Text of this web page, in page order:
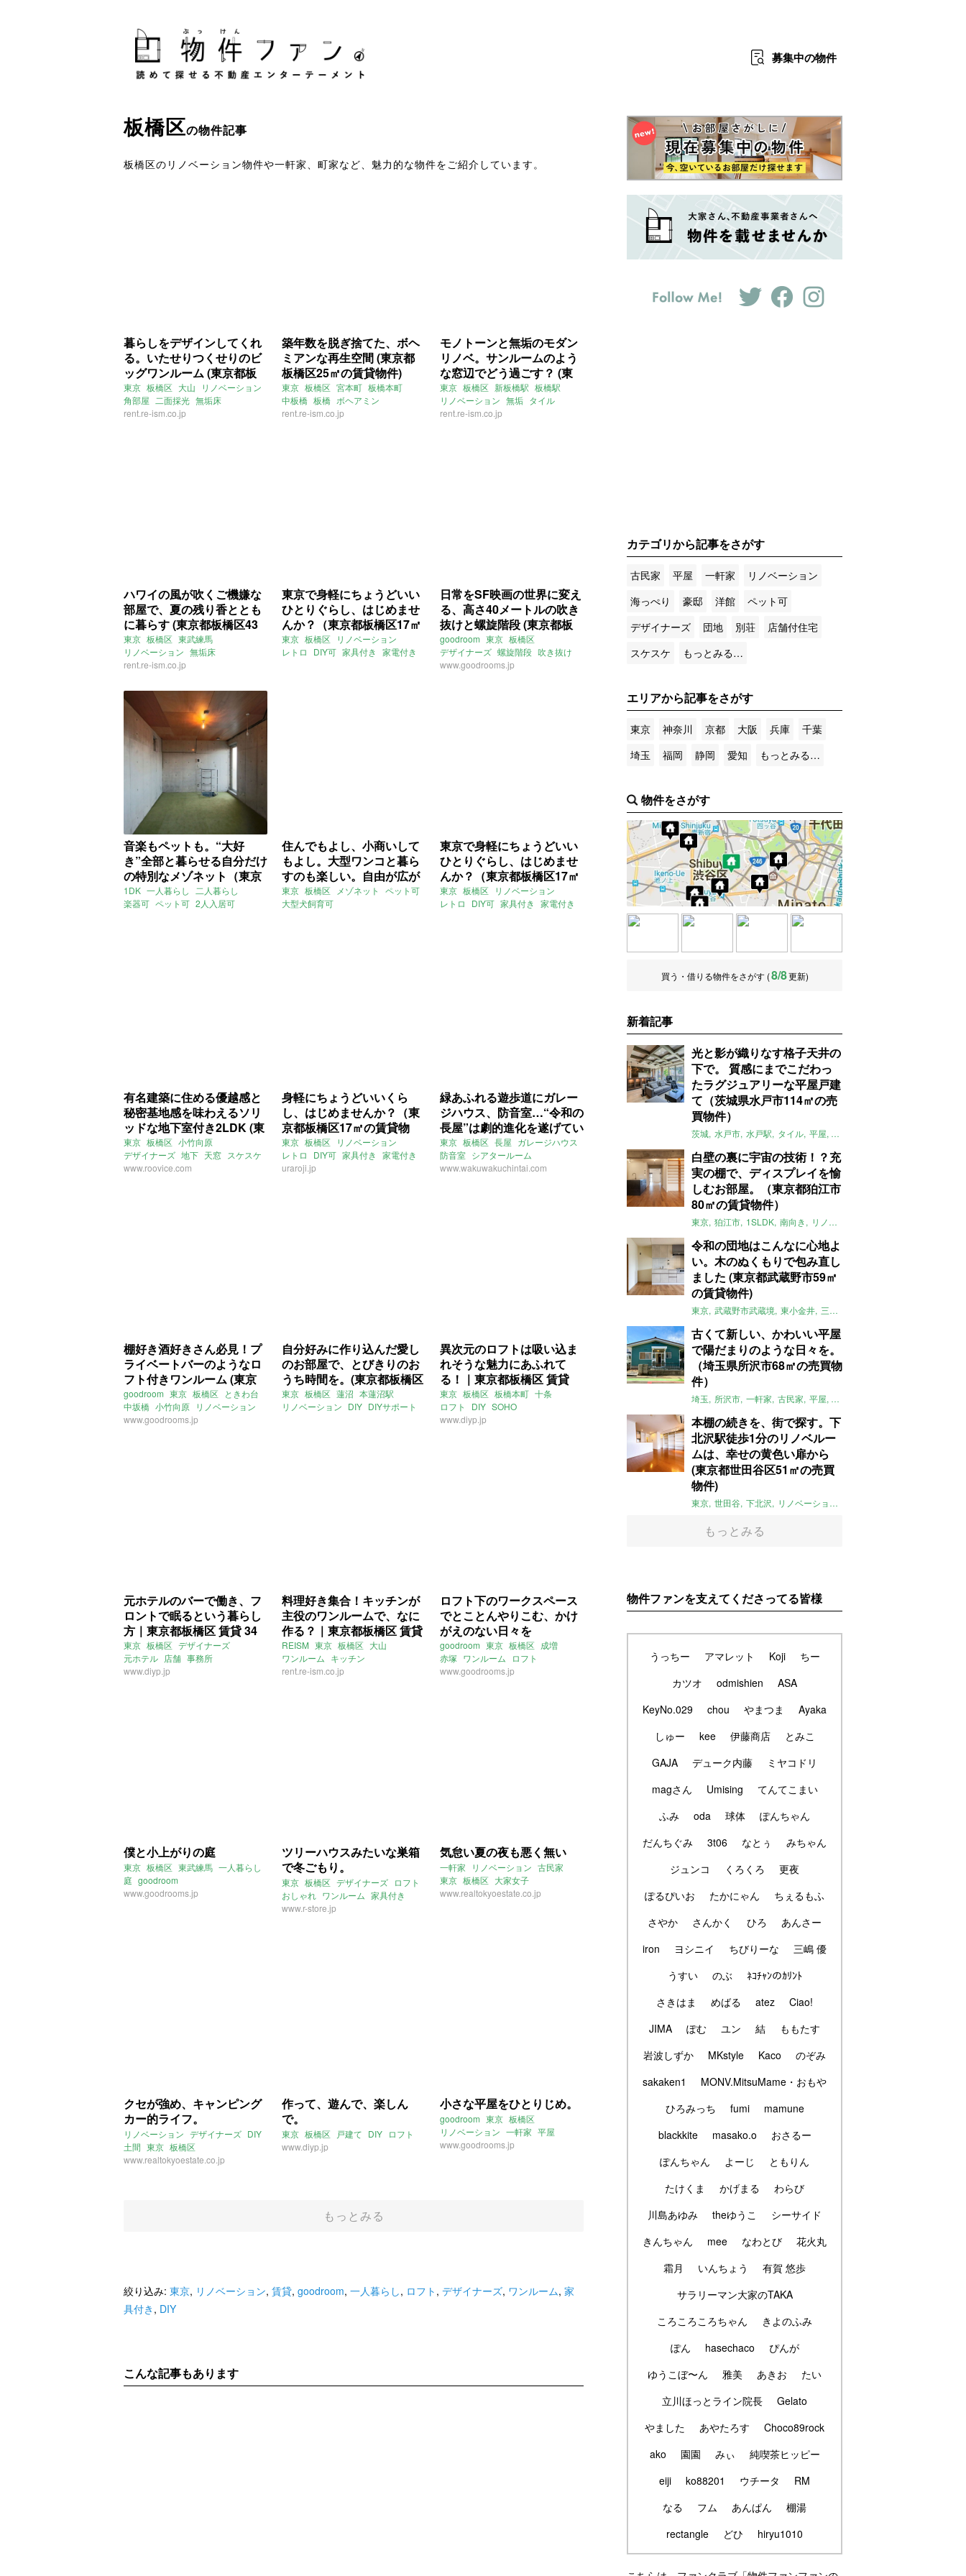
募集中の物件
板橋区の物件記事
板橋区のリノベーション物件や一軒家、町家など、魅力的な物件をご紹介しています。
暮らしをデザインしてくれ
る。いたせりつくせりのビ
ッグワンルーム (東京都板
橋区39㎡の賃貸物件)
東京 板橋区 大山
リノベーション
角部屋 二面採光 無垢床
ウォークインクローゼット
rent.re-ism.co.jp
築年数を脱ぎ捨てた、ボヘ
ミアンな再生空間 (東京都
板橋区25㎡の賃貸物件)
東京 板橋区 宮本町 板橋本町
中板橋 板橋 ボヘアミン
テラコッタ
ニッチ
rent.re-ism.co.jp
モノトーンと無垢のモダン
リノベ。サンルームのよう
な窓辺でどう過ごす？ (東
京都板橋区27㎡の賃貸物件)
東京 板橋区 新板橋駅 板橋駅
リノベーション 無垢 タイル
一人暮らし
ライター：山中みく
rent.re-ism.co.jp
ハワイの風が吹くご機嫌な
部屋で、夏の残り香ととも
に暮らす (東京都板橋区43
㎡の賃貸物件)
東京 板橋区 東武練馬
リノベーション 無垢床
アイランドキッチン
rent.re-ism.co.jp
東京で身軽にちょうどいい
ひとりぐらし、はじめませ
んか？（東京都板橋区17㎡
の賃貸物件）
東京 板橋区
リノベーション
レトロ
DIY可 家具付き 家電付き
日常をSF映画の世界に変え
る、高さ40メートルの吹き
抜けと螺旋階段 (東京都板
橋区27㎡の賃貸物件)
goodroom 東京 板橋区
デザイナーズ 螺旋階段 吹き抜け
SF映画 賃貸
www.goodrooms.jp
音楽もペットも。“大好
き”全部と暮らせる自分だけ
の特別なメゾネット（東京
都板橋区30㎡の賃貸物件）
1DK 一人暮らし
二人暮らし
楽器可 ペット可 2人入居可
住んでもよし、小商いして
もよし。大型ワンコと暮ら
すのも楽しい。自由が広が
る丘の途中の秘密基地（東
京都板橋区30㎡の賃貸物
東京 板橋区 メゾネット
ペット可
大型犬飼育可
東京で身軽にちょうどいい
ひとりぐらし、はじめませ
んか？（東京都板橋区17㎡
の賃貸物件）
東京 板橋区
リノベーション
レトロ
DIY可 家具付き 家電付き
有名建築に住める優越感と
秘密基地感を味わえるソリ
ッドな地下室付き2LDK (東
京都板橋区55㎡の賃貸物件)
東京 板橋区 小竹向原
デザイナーズ 地下 天窓 スケスケ
ライター：葱山紫蘇子
www.roovice.com
身軽にちょうどいいくら
し、はじめませんか？（東
京都板橋区17㎡の賃貸物
件）
東京 板橋区
リノベーション
レトロ
DIY可 家具付き 家電付き
賃貸
uraroji.jp
緑あふれる遊歩道にガレー
ジハウス、防音室…“令和の
長屋”は劇的進化を遂げてい
る。（東京都板橋区87㎡～
の賃貸物件）
東京 板橋区 長屋 ガレージハウス
防音室 シアタールーム
サウンドルーム 庭 賃貸
www.wakuwakuchintai.com
棚好き酒好きさん必見！プ
ライベートバーのようなロ
フト付きワンルーム (東京
都板橋区34㎡の賃貸物件)
goodroom 東京 板橋区
ときわ台
中坂橋 小竹向原 リノベーション
ロフト 棚 ライター：葱山紫蘇子
www.goodrooms.jp
自分好みに作り込んだ愛し
のお部屋で、とびきりのお
うち時間を。(東京都板橋区
41㎡の賃貸物件)
東京 板橋区 蓮沼 本蓮沼駅
リノベーション DIY DIYサポート
異次元のロフトは吸い込ま
れそうな魅力にあふれて
る！｜東京都板橋区 賃貸
33㎡
東京 板橋区 板橋本町 十条
ロフト
DIY SOHO
スキップフロア
www.diyp.jp
元ホテルのバーで働き、フ
ロントで眠るという暮らし
方｜東京都板橋区 賃貸 34
㎡
東京 板橋区 デザイナーズ
元ホテル 店舗 事務所
www.diyp.jp
料理好き集合！キッチンが
主役のワンルームで、なに
作る？｜東京都板橋区 賃貸
39㎡
REISM 東京 板橋区 大山
ワンルーム キッチン
rent.re-ism.co.jp
ロフト下のワークスペース
でとことんやりこむ、かけ
がえのない日々を
goodroom 東京 板橋区 成増
赤塚 ワンルーム
ロフト
フローリング
www.goodrooms.jp
僕と小上がりの庭
東京 板橋区 東武練馬 一人暮らし
庭 goodroom
www.goodrooms.jp
ツリーハウスみたいな巣箱
で冬ごもり。
東京 板橋区 デザイナーズ ロフト
おしゃれ ワンルーム 家具付き
一人暮らし
www.r-store.jp
気怠い夏の夜も悪く無い
一軒家 リノベーション 古民家
東京 板橋区 大家女子
2020年8月のおすすめ
www.realtokyoestate.co.jp
クセが強め、キャンピング
カー的ライフ。
リノベーション デザイナーズ DIY
土間 東京 板橋区
www.realtokyoestate.co.jp
作って、遊んで、楽しん
で。
東京 板橋区 戸建て DIY ロフト
www.diyp.jp
小さな平屋をひとりじめ。
goodroom 東京 板橋区
リノベーション 一軒家 平屋
www.goodrooms.jp
もっとみる
絞り込み: 東京, リノベーション, 賃貸, goodroom, 一人暮らし, ロフト , デザイナーズ, ワンルーム, 家
具付き , DIY
こんな記事もあります
カテゴリから記事をさがす
古民家 平屋 一軒家
リノベーション
海っぺり
豪邸 洋館
ペット可
デザイナーズ
団地 別荘
店舗付住宅
スケスケ
もっとみる…
エリアから記事をさがす
東京 神奈川 京都 大阪 兵庫
千葉
埼玉
福岡 静岡 愛知 もっとみる…
物件をさがす
買う・借りる物件をさがす (8/8更新)
新着記事
光と影が織りなす格子天井の
下で。 質感にまでこだわっ
たラグジュアリーな平屋戸建
て（茨城県水戸市114㎡の売
買物件）
茨城 水戸市 水戸駅 タイル 平屋 一軒家
白壁の裏に宇宙の技術！？充
実の棚で、ディスプレイを愉
しむお部屋。（東京都狛江市
80㎡の賃貸物件）
東京 狛江市 1SLDK 南向き リノベ
令和の団地はこんなに心地よ
い。木のぬくもりで包み直し
ました (東京都武蔵野市59㎡
の賃貸物件)
東京 武蔵野市武蔵境 東小金井 三鷹
古くて新しい、かわいい平屋
で陽だまりのような日々を。
（埼玉県所沢市68㎡の売買物
件）
埼玉 所沢市 一軒家 古民家 平屋 庭
本棚の続きを、街で探す。下
北沢駅徒歩1分のリノベルー
ムは、幸せの黄色い扉から
(東京都世田谷区51㎡の売買
物件)
東京 世田谷 下北沢 リノベーション
もっとみる
物件ファンを支えてくださってる皆様
うっちー アマレット Koji
ちー
カツオ
odmishien
ASA
KeyNo.029
chou やまつま
Ayaka
しゅー
kee 伊藤商店
とみこ
GAJA
デューク内藤
ミヤコドリ
magさん
Umising
てんてこまい
ふみ
oda 球体
ぽんちゃん
だんちぐみ
3t06 なとぅ
みちゃん
ジュンコ
くろくろ
更夜
ぽるぴいお
たかにゃん
ちぇるもふ
さやか
さんかく ひろ
あんさー
iron
ヨシニイ ちびりーな
三嶋 優
うすい
のぶ
ﾈｺﾁｬﾝのｶﾘﾝﾄ
さきはま
めばる atez
Ciao!
JIMA
ぽむ ユン 結
ももたす
岩波しずか
MKstyle Kaco
のぞみ
sakaken1
MONV.MitsuMame・おもや
ひろみっち
fumi
mamune
blackkite
masako.o
おさるー
ぽんちゃん
よーじ
ともりん
たけくま
かげまる
わらび
川島あゆみ
theゆうこ
シーサイド
きんちゃん
mee なわとび
花火丸
霜月
いんちょう
有賀 悠歩
サラリーマン大家のTAKA
ころころころちゃん
きよのふみ
ぽん
hasechaco
ぴんが
ゆうこぼ〜ん
雅美 あきお
たい
立川ほっとライン院長
Gelato
やました
あやたろす
Choco89rock
ako
園園 みぃ
純喫茶ヒッピー
eiji
ko88201 ウチータ
RM
なる
フム あんぱん
棚湯
rectangle
どひ hiryu1010